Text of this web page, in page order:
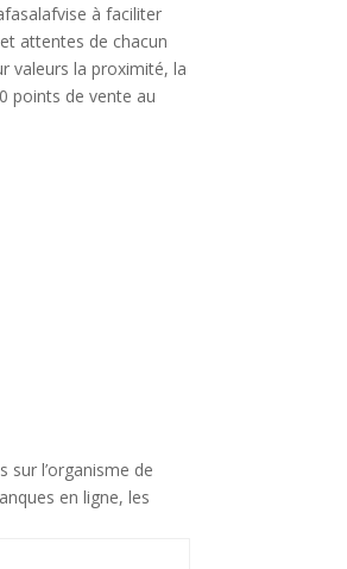
à faciliter
attentes de chacun
valeurs la proximité, la
points de vente au
l’organisme de
en ligne, les